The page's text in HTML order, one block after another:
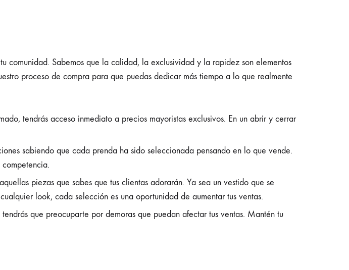
comunidad. Sabemos que la calidad, la exclusividad y la rapidez son elementos
proceso de compra para que puedas dedicar más tiempo a lo que realmente
tendrás acceso inmediato a precios mayoristas exclusivos. En un abrir y cerrar
sabiendo que cada prenda ha sido seleccionada pensando en lo que vende.
piezas que sabes que tus clientas adorarán. Ya sea un vestido que se
look, cada selección es una oportunidad de aumentar tus ventas.
que preocuparte por demoras que puedan afectar tus ventas. Mantén tu